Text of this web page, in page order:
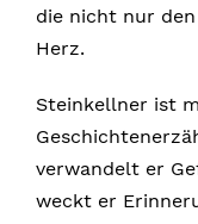
die nicht nur
Herz.
Steinkellner ist
verwandelt er
weckt er